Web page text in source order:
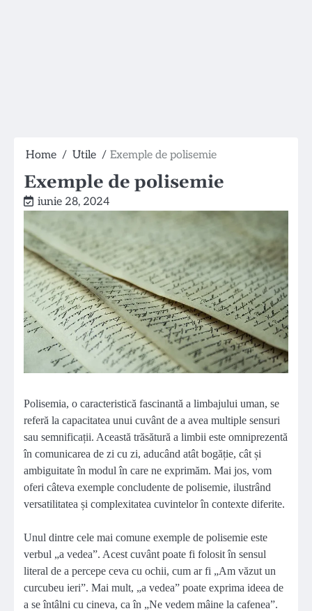
Home Utile Exemple de polisemie
Exemple de polisemie
iunie 28, 2024
Polisemia, o caracteristică fascinantă a limbajului uman, se
referă la capacitatea unui cuvânt de a avea multiple sensuri
sau semnificații. Această trăsătură a limbii este omniprezentă
în comunicarea de zi cu zi, aducând atât bogăție, cât și
ambiguitate în modul în care ne exprimăm. Mai jos, vom
oferi câteva exemple concludente de polisemie, ilustrând
versatilitatea și complexitatea cuvintelor în contexte diferite.
Unul dintre cele mai comune exemple de polisemie este
verbul „a vedea”. Acest cuvânt poate fi folosit în sensul
literal de a percepe ceva cu ochii, cum ar fi „Am văzut un
curcubeu ieri”. Mai mult, „a vedea” poate exprima ideea de
a se întâlni cu cineva, ca în „Ne vedem mâine la cafenea”.